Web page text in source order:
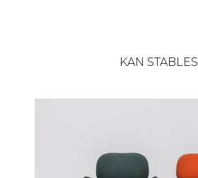
KAN STABLES